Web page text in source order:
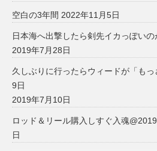
空白の3年間 2022年11月5日
日本海へ出撃したら剣先イカっぽい
2019年7月28日
久しぶりに行ったらウィードが「も
9日
2019年7月10日
ロッド＆リール購入しすぐ入魂
日